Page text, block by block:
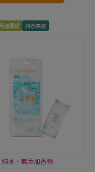
護肌膚 純水柔潔
純水、無添加香精